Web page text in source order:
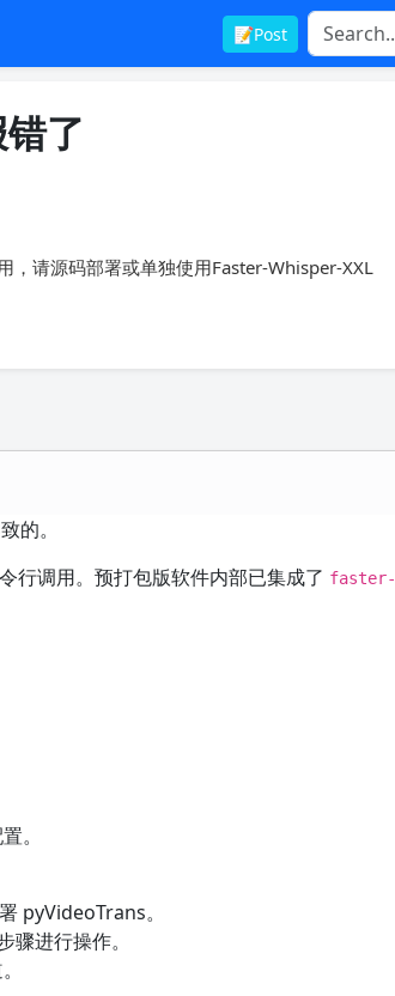
📝Post
了
，请源码部署或单独使用Faster-Whisper-XXL
的。
行调用。预打包版软件内部已集成了 faster-
。
pyVideoTrans。
进行操作。